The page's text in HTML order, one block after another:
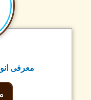
معرفی انواع